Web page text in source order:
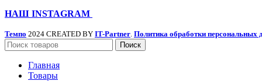
НАШ INSTAGRAM
Темпо 2024 CREATED BY IT-Partner. Политика обработки персональных
Поиск
Главная
Товары